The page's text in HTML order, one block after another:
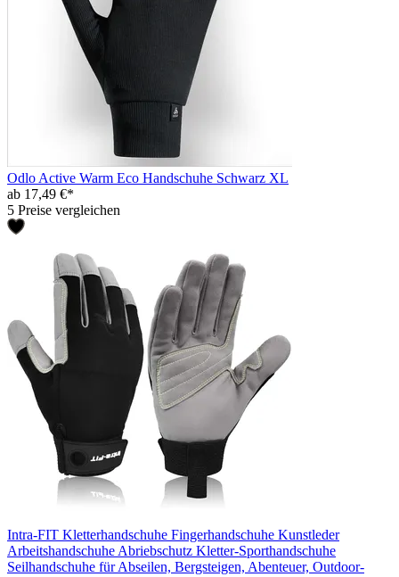
Odlo Active Warm Eco Handschuhe Schwarz XL
ab 17,49 €*
5 Preise vergleichen
Intra-FIT Kletterhandschuhe Fingerhandschuhe Kunstleder
Arbeitshandschuhe Abriebschutz Kletter-Sporthandschuhe
Seilhandschuhe für Abseilen, Bergsteigen, Abenteuer, Outdoor-